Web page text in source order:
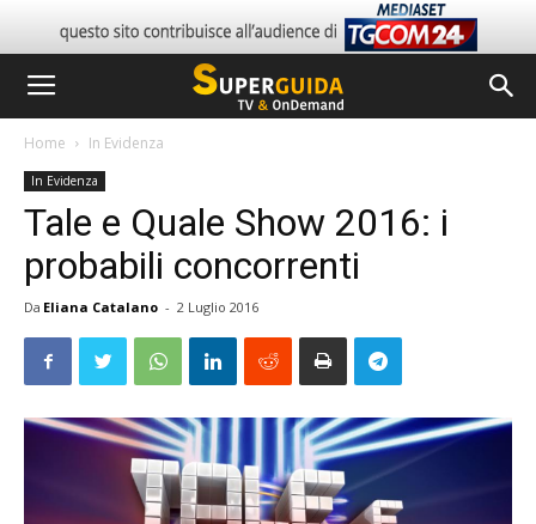
Home In Evidenza
In Evidenza
Tale e Quale Show 2016: i
probabili concorrenti
Da Eliana Catalano - 2 Luglio 2016